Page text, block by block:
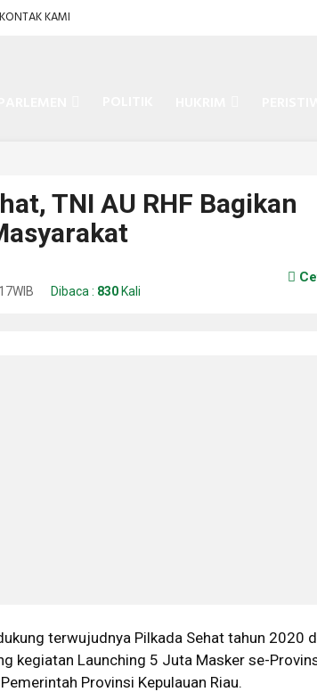
KONTAK KAMI
TNI AU RHF Bagikan
WIB Dibaca : 830 Kali
terwujudnya Pilkada Sehat tahun 2020
kegiatan Launching 5 Juta Masker se-
Provinsi Kepulauan Riau.